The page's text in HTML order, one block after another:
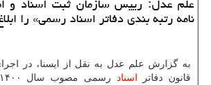
نامه رتبه بندی دفاتر اسناد رسمی» را
قانون دفاتر اسناد